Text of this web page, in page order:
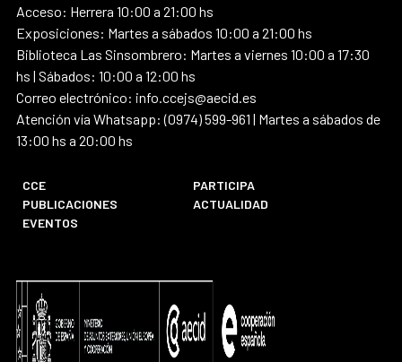
Acceso: Herrera 10:00 a 21:00 hs
Exposiciones: Martes a sábados 10:00 a 21:00 hs
Biblioteca Las Sinsombrero: Martes a viernes 10:00 a 17:30
hs | Sábados: 10:00 a 12:00 hs
Correo electrónico: info.ccejs@aecid.es
Atención vía Whatsapp: (0974) 599-961 | Martes a sábados de
13:00 hs a 20:00 hs
CCE
PARTICIPA
PUBLICACIONES
ACTUALIDAD
EVENTOS